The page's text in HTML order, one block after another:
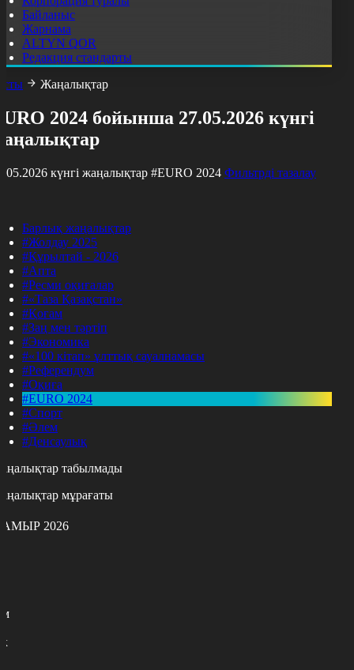
Байланыс
Жарнама
ALTYN QOR
Редакция стандарты
Жаңалықтар
2024 бойынша 27.05.2026 күнгі
күнгі жаңалықтар #EURO 2024 Фильтрді тазалау
Барлық жаңалықтар
#Жолдау 2025
#Құрылтай - 2026
#Апта
#Ресми оқиғалар
#«Таза Қазақстан»
#Қоғам
#Заң мен тәртіп
#Экономика
#«100 кітап» ұлттық сауалнамасы
#Референдум
#Оқиға
#EURO 2024
#Спорт
#Әлем
#Денсаулық
табылмады
мұрағаты
2026